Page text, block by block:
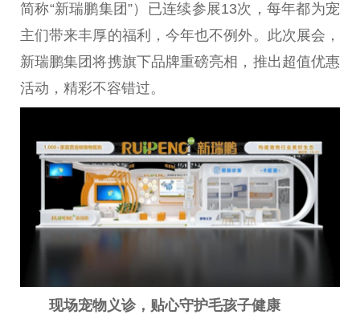
简称“新瑞鹏集团”）已连续参展13次，每年都为宠
主们带来丰厚的福利，今年也不例外。此次展会，
新瑞鹏集团将携旗下品牌重磅亮相，推出超值优惠
活动，精彩不容错过。
现场宠物义诊，贴心守护毛孩子健康